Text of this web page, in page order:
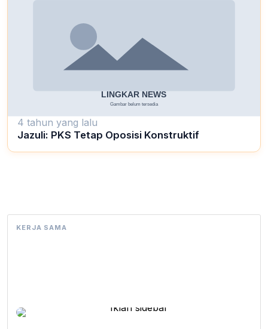
4 tahun yang lalu
Jazuli: PKS Tetap Oposisi Konstruktif
KERJA SAMA